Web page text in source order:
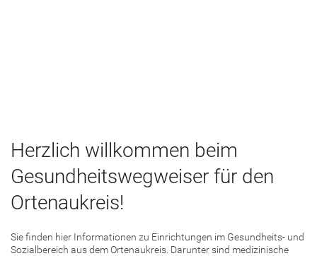
Herzlich willkommen beim
Gesundheitswegweiser für den
Ortenaukreis!
Sie finden hier Informationen zu Einrichtungen im Gesundheits- und
Sozialbereich aus dem Ortenaukreis. Darunter sind medizinische